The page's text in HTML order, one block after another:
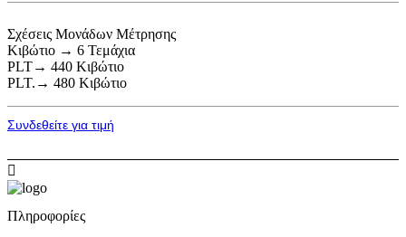
Σχέσεις Μονάδων Μέτρησης
Κιβώτιο → 6 Τεμάχια
PLT→ 440 Κιβώτιο
PLT.→ 480 Κιβώτιο
Συνδεθείτε για τιμή
Πληροφορίες